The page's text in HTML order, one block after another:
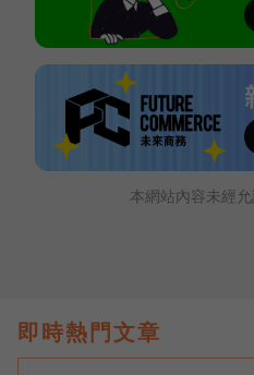
本網站內容未經允
即時熱門文章